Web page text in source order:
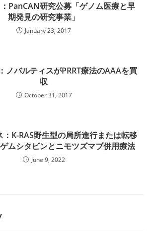
PanCAN研究公募「ゲノム医療と早
期発見の研究事業」
January 23, 2017
ノバルティスがPRRT療法のAAAを買
収
October 31, 2017
：K-RAS野生型の局所進行または転移
ムシタビンとニモツズマブ併用療法
June 9, 2022